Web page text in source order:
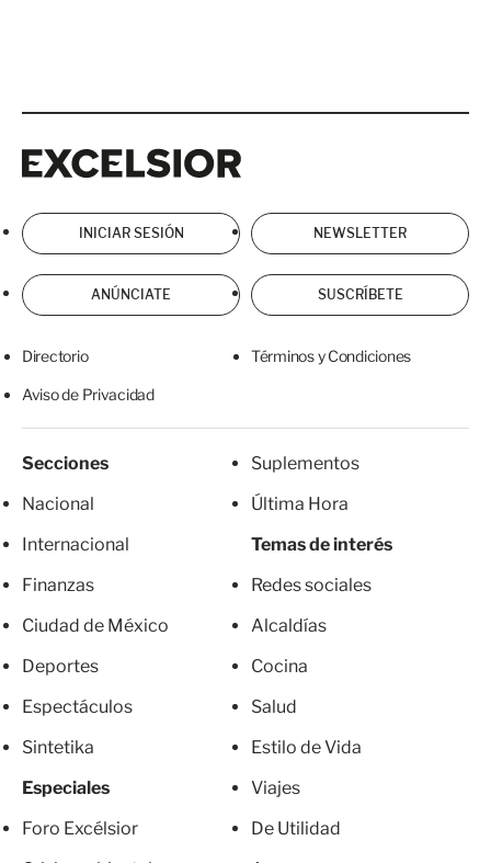
INICIAR SESIÓN NEWSLETTER
ANÚNCIATE SUSCRÍBETE
Directorio Términos y Condiciones
Aviso de Privacidad
Secciones
Nacional
Internacional
Finanzas
Ciudad de México
Deportes
Espectáculos
Sintetika
Especiales
Foro Excélsior
Suplementos
Última Hora
Temas de interés
Redes sociales
Alcaldías
Cocina
Salud
Estilo de Vida
Viajes
De Utilidad